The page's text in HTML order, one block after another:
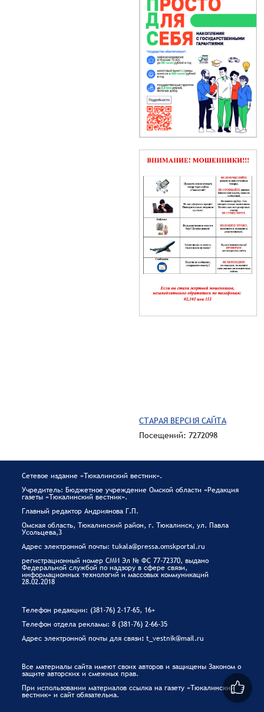
СТАРАЯ ВЕРСИЯ САЙТА
Посещений: 7272098
Сетевое издание «Тюкалинский вестник».
Учредитель: Бюджетное учреждение Омской области «Редакция
газеты «Тюкалинский вестник».
Главный редактор Андриянова Г.П.
Омская область, Тюкалинский район, г. Тюкалинск, ул. Павла
Усольцева,3
Адрес электронной почты: tukala@pressa.omskportal.ru
регистрационный номер СМИ Эл № ФС 77-72370, выдано
Федеральной службой по надзору в сфере связи,
информационных технологий и массовых коммуникаций
28.02.2018
Телефон редакции: (381-76) 2-17-65, 16+
Телефон отдела рекламы: 8 (381-76) 2-66-35
Адрес электронной почты для связи: t_vestnik@mail.ru
Все материалы сайта имеют своих авторов и защищены Законом о
защите авторских и смежных прав.
При использовании материалов ссылка на газету «Тюкалинский
вестник» и сайт обязательна.